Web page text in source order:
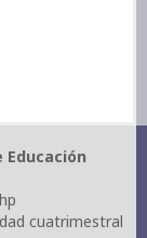
cuatrimestral